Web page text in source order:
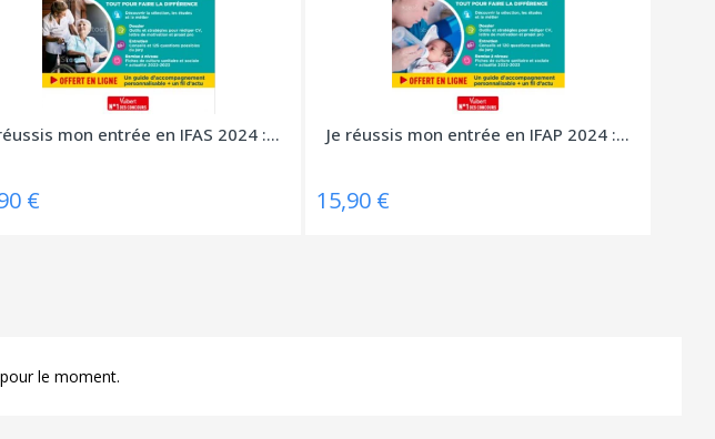
mon entrée en IFAS 2024 :...
€
Je réussis mon entrée en IFAP 2024 :...
15,90 €
le moment.